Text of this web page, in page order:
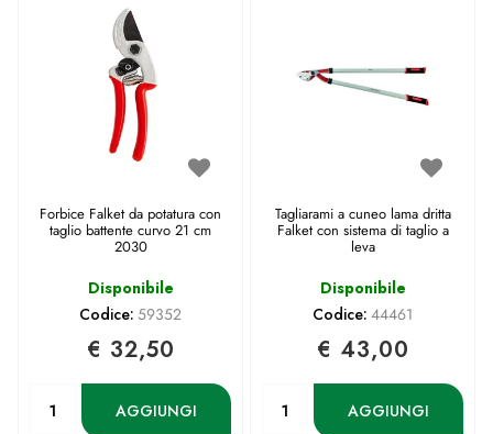
Forbice Falket da potatura con
taglio battente curvo 21 cm
2030
Disponibile
Codice: 59352
€ 32,50
AGGIUNGI
Tagliarami a cuneo lama dritta
Falket con sistema di taglio a
leva
Disponibile
Codice: 44461
€ 43,00
AGGIUNGI